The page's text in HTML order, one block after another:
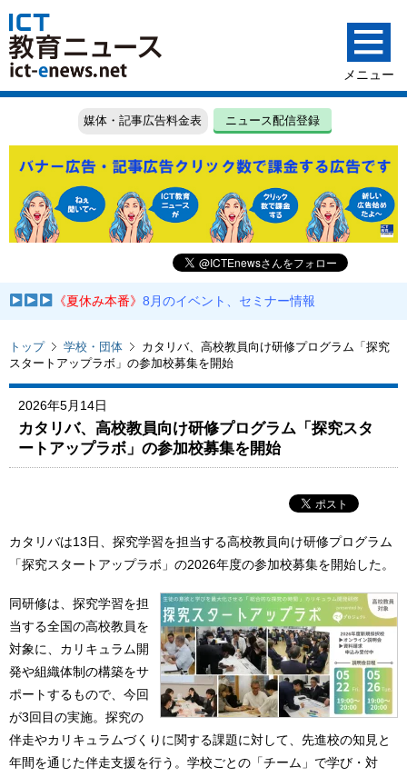
媒体・記事広告料金表 ニュース配信登録
《夏休み本番》8月のイベント、セミナー情報
トップ 学校・団体
カタリバ、高校教員向け研修プログラム「探究
スタートアップラボ」の参加校募集を開始
2026年5月14日
カタリバ、高校教員向け研修プログラム「探究スタ
ートアップラボ」の参加校募集を開始
カタリバは13日、探究学習を担当する高校教員向け研修プログラム
「探究スタートアップラボ」の2026年度の参加校募集を開始した。
同研修は、探究学習を担
当する全国の高校教員を
対象に、カリキュラム開
発や組織体制の構築をサ
ポートするもので、今回
が3回目の実施。探究の
伴走やカリキュラムづくりに関する課題に対して、先進校の知見と
年間を通じた伴走支援を行う。学校ごとの「チーム」で学び・対